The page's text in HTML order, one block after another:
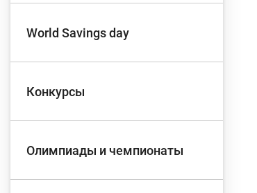
Финансовый рынок
World Savings day
Конкурсы
Олимпиады и чемпионаты